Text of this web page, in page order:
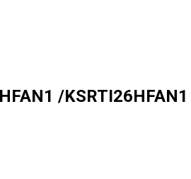
/KSRTI26HFAN1